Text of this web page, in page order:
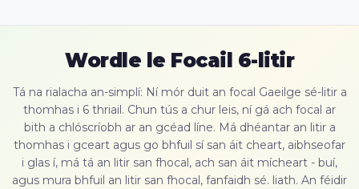
Wordle le Focail 6-litir
Tá na rialacha an-simplí: Ní mór duit an focal Gaeilge sé-litir a
thomhas i 6 thriail. Chun tús a chur leis, ní gá ach focal ar
bith a chlóscríobh ar an gcéad líne. Má dhéantar an litir a
thomhas i gceart agus go bhfuil sí san áit cheart, aibhseofar
i glas í, má tá an litir san fhocal, ach san áit mícheart - buí,
agus mura bhfuil an litir san fhocal, fanfaidh sé. liath. An féidir